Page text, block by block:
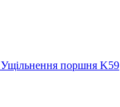
Ущільнення поршня K59